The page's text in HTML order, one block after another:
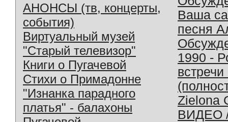
АНОНСЫ (тв, концерты,
события)
Виртуальный музей
"Старый телевизор"
Книги о Пугачевой
Стихи о Примадонне
"Изнанка парадного
платья" - балахоны
Ваша
песня
1990 -
Zielona
ВИДЕО